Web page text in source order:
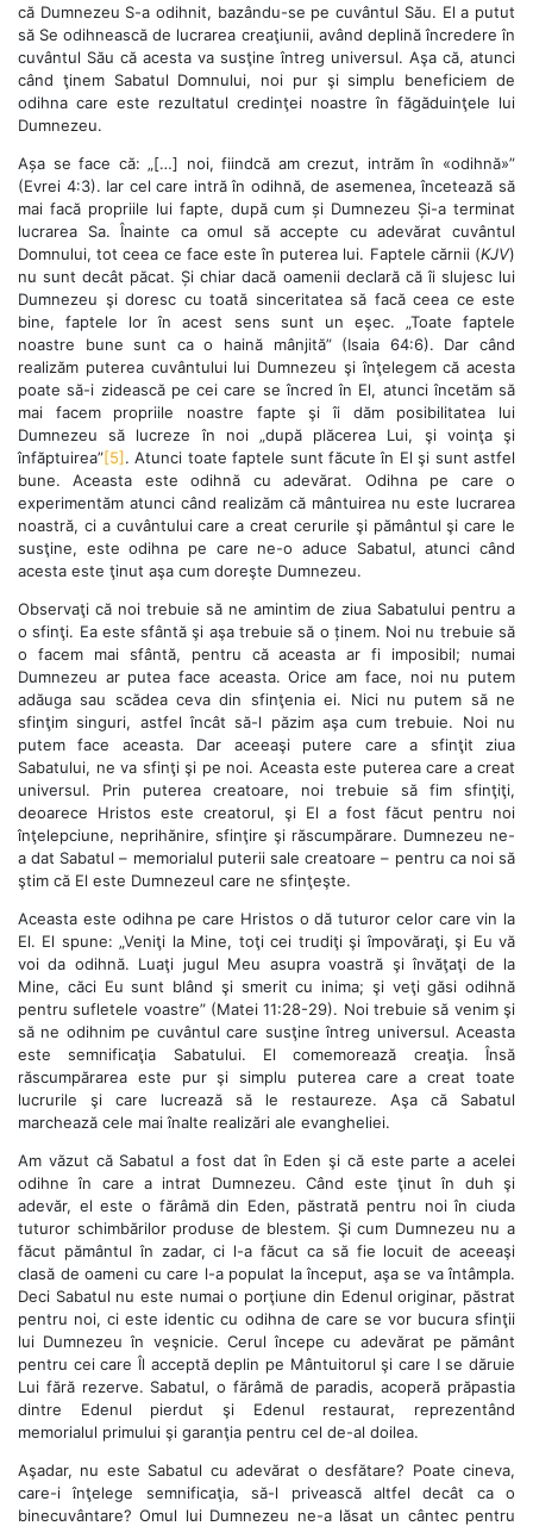
că Dumnezeu S-a odihnit, bazându-se pe cuvântul Său. El a putut
să Se odihnească de lucrarea creaţiunii, având deplină încredere în
cuvântul Său că acesta va susţine întreg universul. Aşa că, atunci
când ţinem Sabatul Domnului, noi pur şi simplu beneficiem de
odihna care este rezultatul credinţei noastre în făgăduinţele lui
Dumnezeu.
Așa se face că: „[…] noi, fiindcă am crezut, intrăm în «odihnă»”
(Evrei 4:3). Iar cel care intră în odihnă, de asemenea, încetează să
mai facă propriile lui fapte, după cum și Dumnezeu Și-a terminat
lucrarea Sa. Înainte ca omul să accepte cu adevărat cuvântul
Domnului, tot ceea ce face este în puterea lui. Faptele cărnii (KJV)
nu sunt decât păcat. Și chiar dacă oamenii declară că îi slujesc lui
Dumnezeu şi doresc cu toată sinceritatea să facă ceea ce este
bine, faptele lor în acest sens sunt un eşec. „Toate faptele
noastre bune sunt ca o haină mânjită” (Isaia 64:6). Dar când
realizăm puterea cuvântului lui Dumnezeu şi înţelegem că acesta
poate să-i zidească pe cei care se încred în El, atunci încetăm să
mai facem propriile noastre fapte şi îi dăm posibilitatea lui
Dumnezeu să lucreze în noi „după plăcerea Lui, şi voinţa şi
înfăptuirea”[5]. Atunci toate faptele sunt făcute în El şi sunt astfel
bune. Aceasta este odihnă cu adevărat. Odihna pe care o
experimentăm atunci când realizăm că mântuirea nu este lucrarea
noastră, ci a cuvântului care a creat cerurile şi pământul şi care le
susţine, este odihna pe care ne-o aduce Sabatul, atunci când
acesta este ţinut aşa cum doreşte Dumnezeu.
Observaţi că noi trebuie să ne amintim de ziua Sabatului pentru a
o sfinţi. Ea este sfântă şi aşa trebuie să o ținem. Noi nu trebuie să
o facem mai sfântă, pentru că aceasta ar fi imposibil; numai
Dumnezeu ar putea face aceasta. Orice am face, noi nu putem
adăuga sau scădea ceva din sfinţenia ei. Nici nu putem să ne
sfinţim singuri, astfel încât să-l păzim aşa cum trebuie. Noi nu
putem face aceasta. Dar aceeaşi putere care a sfinţit ziua
Sabatului, ne va sfinţi şi pe noi. Aceasta este puterea care a creat
universul. Prin puterea creatoare, noi trebuie să fim sfinţiţi,
deoarece Hristos este creatorul, şi El a fost făcut pentru noi
înţelepciune, neprihănire, sfinţire şi răscumpărare. Dumnezeu ne-
a dat Sabatul – memorialul puterii sale creatoare – pentru ca noi să
ştim că El este Dumnezeul care ne sfinţeşte.
Aceasta este odihna pe care Hristos o dă tuturor celor care vin la
El. El spune: „Veniţi la Mine, toţi cei trudiţi şi împovăraţi, şi Eu vă
voi da odihnă. Luaţi jugul Meu asupra voastră şi învăţaţi de la
Mine, căci Eu sunt blând şi smerit cu inima; şi veţi găsi odihnă
pentru sufletele voastre” (Matei 11:28-29). Noi trebuie să venim şi
să ne odihnim pe cuvântul care susţine întreg universul. Aceasta
este semnificaţia Sabatului. El comemorează creaţia. Însă
răscumpărarea este pur şi simplu puterea care a creat toate
lucrurile şi care lucrează să le restaureze. Aşa că Sabatul
marchează cele mai înalte realizări ale evangheliei.
Am văzut că Sabatul a fost dat în Eden şi că este parte a acelei
odihne în care a intrat Dumnezeu. Când este ţinut în duh şi
adevăr, el este o fărâmă din Eden, păstrată pentru noi în ciuda
tuturor schimbărilor produse de blestem. Şi cum Dumnezeu nu a
făcut pământul în zadar, ci l-a făcut ca să fie locuit de aceeaşi
clasă de oameni cu care l-a populat la început, aşa se va întâmpla.
Deci Sabatul nu este numai o porţiune din Edenul originar, păstrat
pentru noi, ci este identic cu odihna de care se vor bucura sfinţii
lui Dumnezeu în veşnicie. Cerul începe cu adevărat pe pământ
pentru cei care Îl acceptă deplin pe Mântuitorul şi care I se dăruie
Lui fără rezerve. Sabatul, o fărâmă de paradis, acoperă prăpastia
dintre Edenul pierdut şi Edenul restaurat, reprezentând
memorialul primului şi garanţia pentru cel de-al doilea.
Aşadar, nu este Sabatul cu adevărat o desfătare? Poate cineva,
care-i înţelege semnificaţia, să-l privească altfel decât ca o
binecuvântare? Omul lui Dumnezeu ne-a lăsat un cântec pentru